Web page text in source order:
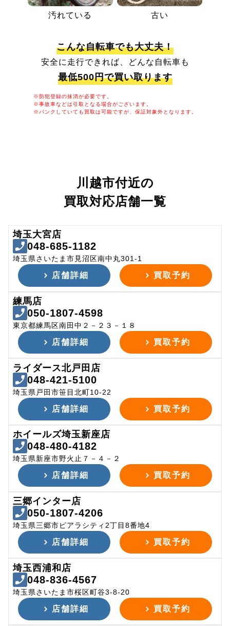
汚れている 古い
こんな自転車でも大丈夫！
安全に走行できれば、どんな自転車も
最低500円で買い取ります
※防犯登録の抹消が必要です。
※事故車などは引取となる場合がございます。
※パンクしていても買取は可能ですが、保証対象外となります。
川越市付近の
買取対応店舗一覧
埼玉大宮店
048-685-1182
埼玉県さいたま市見沼区南中丸301-1
店舗詳細 買取予約
練馬店
050-1807-4598
東京都練馬区南田中２－２３－１８
店舗詳細 買取予約
ライダース北戸田店
048-421-5100
埼玉県戸田市笹目北町10-22
店舗詳細 買取予約
ホイールズ埼玉新座店
048-480-4182
埼玉県新座市野火止７－４－２
店舗詳細 買取予約
三郷インター店
050-1807-4206
埼玉県三郷市ピアラシティ2丁目8番地4
店舗詳細 買取予約
埼玉西浦和店
048-836-4567
埼玉県さいたま市桜区町谷3-8-20
店舗詳細 買取予約